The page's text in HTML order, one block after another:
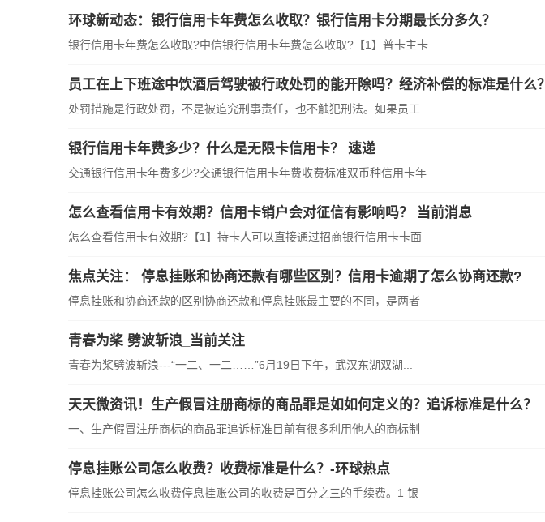
环球新动态：银行信用卡年费怎么收取？银行信用卡分期最长分多久？
银行信用卡年费怎么收取?中信银行信用卡年费怎么收取?【1】普卡主卡
员工在上下班途中饮酒后驾驶被行政处罚的能开除吗？经济补偿的标准是什么？
处罚措施是行政处罚，不是被追究刑事责任，也不触犯刑法。如果员工
银行信用卡年费多少？什么是无限卡信用卡？ 速递
交通银行信用卡年费多少?交通银行信用卡年费收费标准双币种信用卡年
怎么查看信用卡有效期？信用卡销户会对征信有影响吗？ 当前消息
怎么查看信用卡有效期?【1】持卡人可以直接通过招商银行信用卡卡面
焦点关注： 停息挂账和协商还款有哪些区别？信用卡逾期了怎么协商还款?
停息挂账和协商还款的区别协商还款和停息挂账最主要的不同，是两者
青春为桨 劈波斩浪_当前关注
青春为桨劈波斩浪---“一二、一二……”6月19日下午，武汉东湖双湖...
天天微资讯！生产假冒注册商标的商品罪是如如何定义的？追诉标准是什么？
一、生产假冒注册商标的商品罪追诉标准目前有很多利用他人的商标制
停息挂账公司怎么收费？收费标准是什么？-环球热点
停息挂账公司怎么收费停息挂账公司的收费是百分之三的手续费。1 银